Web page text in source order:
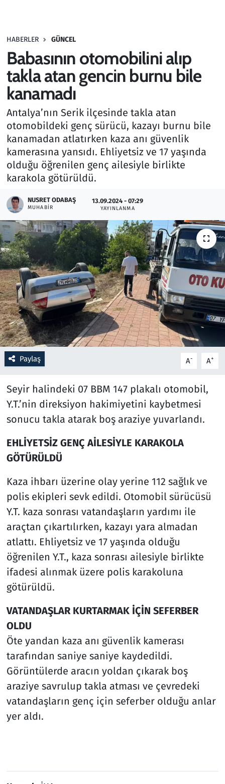
HABERLER GÜNCEL
Babasının otomobilini alıp
takla atan gencin burnu bile
kanamadı
Antalya’nın Serik ilçesinde takla atan
otomobildeki genç sürücü, kazayı burnu bile
kanamadan atlatırken kaza anı güvenlik
kamerasına yansıdı. Ehliyetsiz ve 17 yaşında
olduğu öğrenilen genç ailesiyle birlikte
karakola götürüldü.
NUSRET ODABAŞ
MUHABIR
13.09.2024 - 07:29
YAYINLANMA
Paylaş A- A+
Seyir halindeki 07 BBM 147 plakalı otomobil,
Y.T.’nin direksiyon hakimiyetini kaybetmesi
sonucu takla atarak boş araziye yuvarlandı.
EHLİYETSİZ GENÇ AİLESİYLE KARAKOLA
GÖTÜRÜLDÜ
Kaza ihbarı üzerine olay yerine 112 sağlık ve
polis ekipleri sevk edildi. Otomobil sürücüsü
Y.T. kaza sonrası vatandaşların yardımı ile
araçtan çıkartılırken, kazayı yara almadan
atlattı. Ehliyetsiz ve 17 yaşında olduğu
öğrenilen Y.T., kaza sonrası ailesiyle birlikte
ifadesi alınmak üzere polis karakoluna
götürüldü.
VATANDAŞLAR KURTARMAK İÇİN SEFERBER
OLDU
Öte yandan kaza anı güvenlik kamerası
tarafından saniye saniye kaydedildi.
Görüntülerde aracın yoldan çıkarak boş
araziye savrulup takla atması ve çevredeki
vatandaşların genç için seferber olduğu anlar
yer aldı.
Haber
Kültür Sanat
Kurumsal Haberler
Lezzet Durağı
Memur ve Kamu
Otomobil
Oyun
Ramazan
Resmi İlanlar
Rüya Tabirleri
Sağlık
Savunma Sanayi
Seçim 2023
Teknoloji ve Bilim